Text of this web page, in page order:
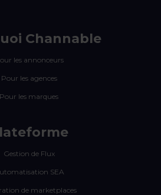
Channable
les annonceurs
Pour les agences
Pour les marques
Gestion de Flux
SEA
de marketplaces